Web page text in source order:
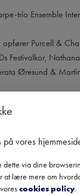
trio Ensemble
Purcell &
Festivalkor,
Øresund &
vores
dette via dine
at lære mere om
cookies policy.